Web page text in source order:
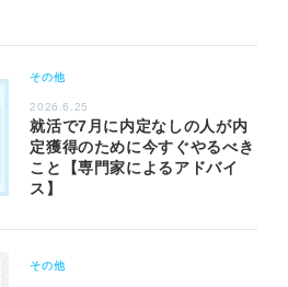
その他
2026.6.25
就活で7月に内定なしの人が内
定獲得のために今すぐやるべき
こと【専門家によるアドバイ
ス】
その他